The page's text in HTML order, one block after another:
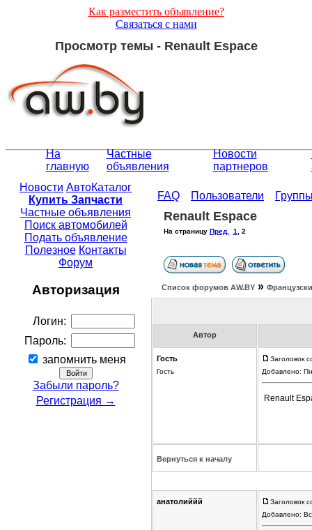
Как разместить объявление?
Связаться с нами
Просмотр темы - Renault Espace
На
главную
Частные
объявления
Новости
партнеров
Новости АвтоКаталог
Купить Запчасти
Частные объявления
Поиск автомобилей
Подать объявление
Полезное Контакты
Форум
Авторизация
Логин:
Пароль:
запомнить меня
Забыли пароль?
Регистрация →
FAQ Пользователи
Renault Espace
На страницу Пред. 1 2
Список форумов АW.BY »
Автор
Гость
Гость
Заголовок
Добавлено:
Renault
Вернуться к началу
анатолиййй
Заголовок
Добавлено: